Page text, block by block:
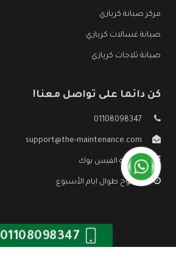
مركز صيانة كريازي
صيانة غسالات كريازي
صيانة ثلاجات كريازي
كن دائما على تواصل معنا!
01108098347
support@the-maintenance.com
صفحة الفيس بوك
مفتوح طوال ايام الأسبوع
01108098347